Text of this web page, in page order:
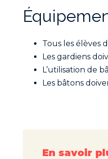
Tous les élèves
Les gardiens
L’utilisation de
Les bâtons
En savoir